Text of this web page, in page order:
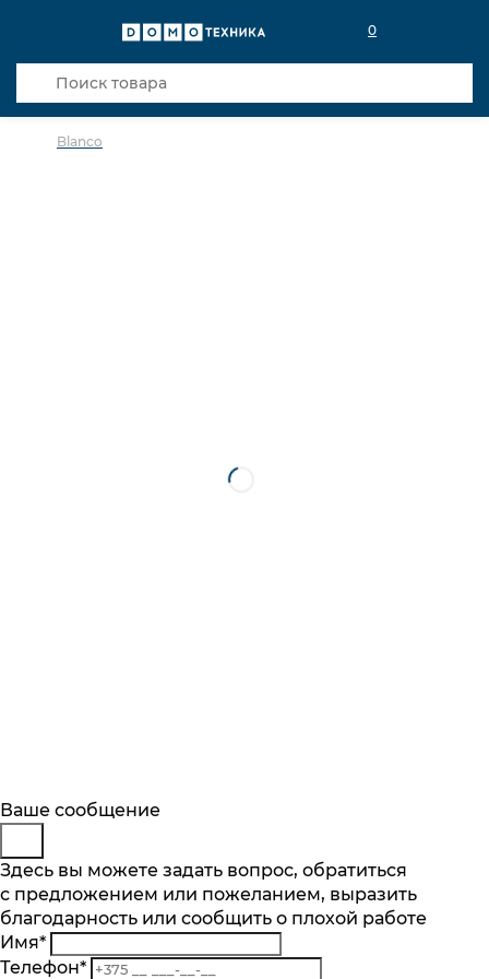
0
Blanco
Описание
Отзывы
Основные характеристики
Количество чаш шт.
1
Материал
Будьте в курсе
Подпишитесь на последние обновления
и узнавайте о новинках и специальных
предложениях первыми
Подписаться
Заказ обратного звонка
Представьтесь
Телефон*
Комментарий
Ваше сообщение
Здесь вы можете задать вопрос, обратиться
с предложением или пожеланием, выразить
благодарность или сообщить о плохой работе
Имя*
Телефон*